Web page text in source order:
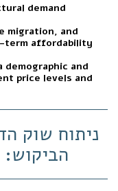
demand
migration, and
term affordability
and
price levels and
הביקוש: